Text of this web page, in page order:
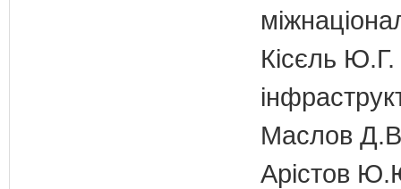
Кісєль Ю.Г.
Маслов Д.В.
Арістов